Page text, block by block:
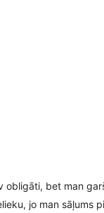
obligāti, bet man
jo man sāļums